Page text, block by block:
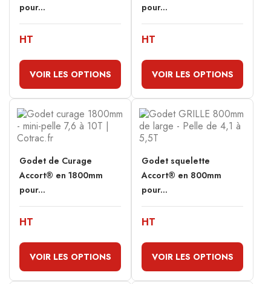
pour...
HT
VOIR LES OPTIONS
pour...
HT
VOIR LES OPTIONS
Godet de Curage
Accort® en 1800mm
pour...
HT
VOIR LES OPTIONS
Godet squelette
Accort® en 800mm
pour...
HT
VOIR LES OPTIONS